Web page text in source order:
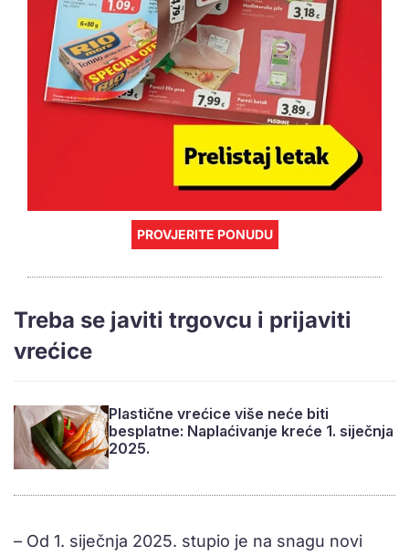
PROVJERITE PONUDU
Treba se javiti trgovcu i prijaviti
vrećice
Plastične vrećice više neće biti
besplatne: Naplaćivanje kreće 1. siječnja
2025.
– Od 1. siječnja 2025. stupio je na snagu novi